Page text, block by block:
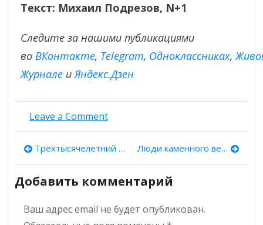
Текст: Михаил Подрезов, N+1
Следите за нашими публикациями
во ВКонтакте, Тelegram, Одноклассниках,
Журнале иЯндекс.Дзен
Leave a Commenton
свинец
экспортировали
Русь
Навигация
по
записям
Трёхтысячелетний пояс колесничего нашли археологи из Новосибирска Люди каменного века умели использовать окружающий ландшафт для своих целей
Добавить комментарий
Ваш адрес email не будет опубликован.